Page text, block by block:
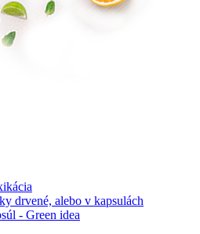
drvené, alebo v kapsulách
- Green idea